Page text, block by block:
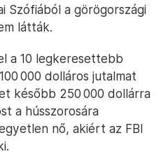
Szófiából a görögországi
látták.
a 10 legkeresettebb
000 dolláros jutalmat
később 250 000 dollárra
a hússzorosára
nő, akiért az FBI